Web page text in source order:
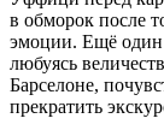
в обморок после
эмоции. Ещё один
любуясь
Барселоне,
прекратить